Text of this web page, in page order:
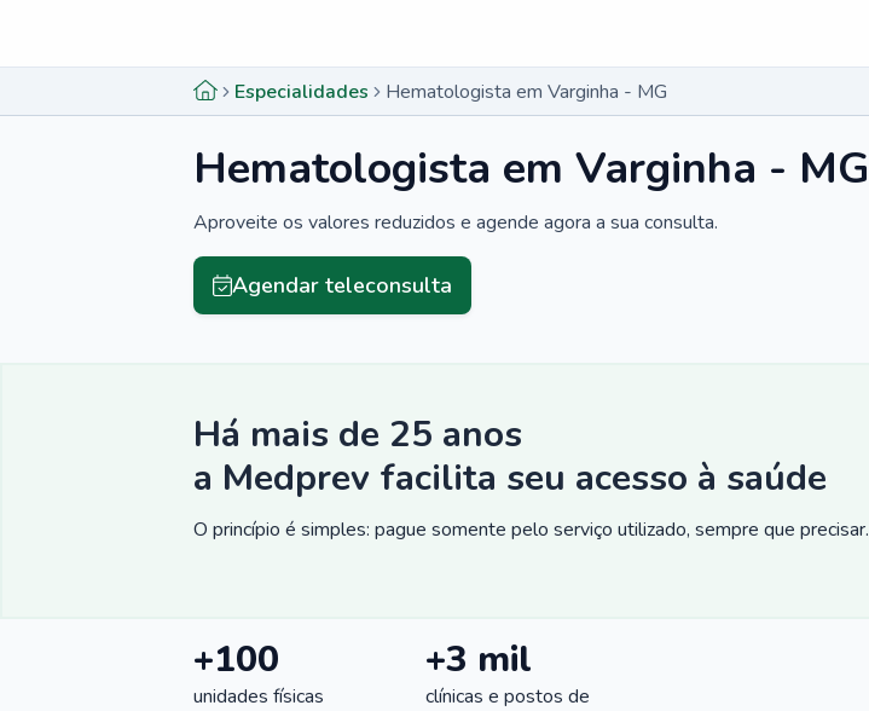
Especialidades Hematologista em Varginha - MG
Hematologista em Varginha - MG
Aproveite os valores reduzidos e agende agora a sua consulta.
Agendar teleconsulta
Há mais de 25 anos
a Medprev facilita seu acesso à saúde
O princípio é simples: pague somente pelo serviço utilizado, sempre que precisar.
+100
unidades físicas
+3 mil
clínicas e postos de